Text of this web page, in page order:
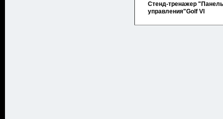
Стенд-тренажер "Панель
управления"Golf VI